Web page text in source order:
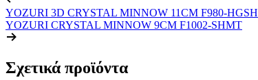
YOZURI 3D CRYSTAL MINNOW 11CM F980-HGSH
YOZURI CRYSTAL MINNOW 9CM F1002-SHMT
Σχετικά προϊόντα